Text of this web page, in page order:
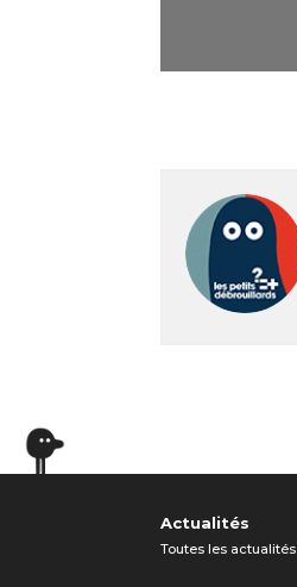
Actualités
Toutes les actualités